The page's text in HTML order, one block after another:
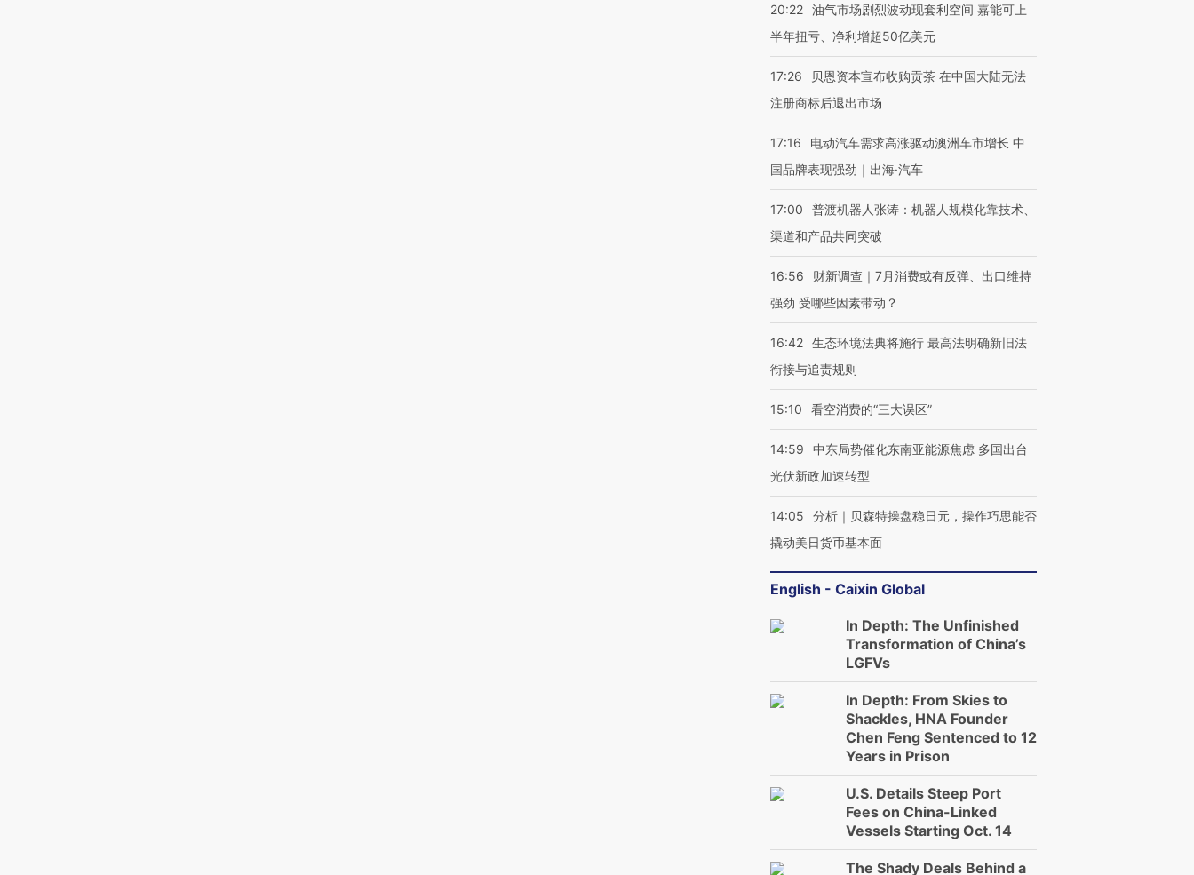
20:22 油气市场剧烈波动现套利空间 嘉能可上
半年扭亏、净利增超50亿美元
17:26
贝恩资本宣布收购贡茶 在中国大陆无法
注册商标后退出市场
17:16
电动汽车需求高涨驱动澳洲车市增长 中
国品牌表现强劲｜出海·汽车
17:00
普渡机器人张涛：机器人规模化靠技术、
渠道和产品共同突破
16:56
财新调查｜7月消费或有反弹、出口维持
强劲 受哪些因素带动？
16:42 生态环境法典将施行 最高法明确新旧法
衔接与追责规则
15:10 看空消费的“三大误区”
14:59
中东局势催化东南亚能源焦虑 多国出台
光伏新政加速转型
14:05
分析｜贝森特操盘稳日元，操作巧思能否
撬动美日货币基本面
English - Caixin Global
In Depth: The Unfinished
Transformation of China’s
LGFVs
In Depth: From Skies to
Shackles, HNA Founder
Chen Feng Sentenced to 12
Years in Prison
U.S. Details Steep Port
Fees on China-Linked
Vessels Starting Oct. 14
The Shady Deals Behind a